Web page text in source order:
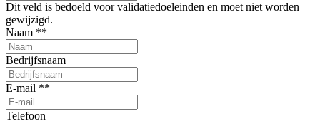
Dit veld is bedoeld voor validatiedoeleinden en moet niet worden
gewijzigd.
Naam **
Bedrijfsnaam
E-mail **
Telefoon